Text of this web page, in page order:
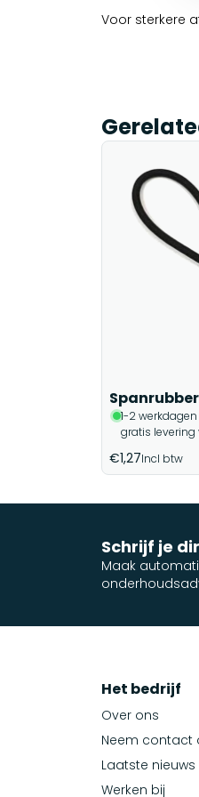
Voor sterkere
1-2
gratis levering
€1,27Incl btw
Schrijf je
Maak
Het bedrijf
Over ons
Neem contact
Laatste nieuws
Werken bij